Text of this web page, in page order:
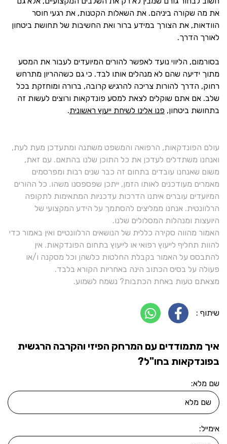
את מה שקורה ביניהם. את השאלות הקטנות, את רגעי חוסר
הוודאות, את הצורך במידע ברור ואת החשיבות של תחושת ביטחון
לאורך הדרך.
בסורמום, הליווי נועד לאפשר להורים המיועדים לעבור את המסע
מתוך ידיעה שהם לא מנהלים אותו לבד. כי גם כשההריון מתרחש
רחוק, הדרך להורות צריכה להרגיש קרובה, ברורה ומוחזקת בכל
שלב. אם אתם שוקלים לצאת למסע פונדקאות ורוצים לעשות זה
בתחושת ביטחון, פנו אלינו לשיחת ייעוץ ראשונית.
עולם הפונדקאות, הרפואה והמשפט משתנה ומתעדכן מעת לעת,
ואנחנו משתדלים לעדכן את כל התוכן שלנו בהתאם. עם זאת,
משום שאנחנו עובדים בתחום זה כבר שנים רבות ומפרסמים
מאמרים מעודכנים לאותו הזמן, ייתכן שפספסנו משהו. כל ההורים
המיועדים עוברים איתנו הדרכות עדכניות המתאימות לתקופה
הרלוונטית. אנחנו ממליצים להסתמך על הידע המקצועי של
היועצות ומנהלות המסלולים שלנו.
האמור מהווה סקירה כללית של הנושאים הרלוונטיים ואין באמור כדי
להוות תחליף לייעוץ רפואי או לייעוץ בתחום הפונדקאות. אין
להתבסס על האמור בקבלת החלטות כלשהן וכל מסקנה ו/או
פעולה על בסיס הכתוב הינה באחריות הקורא בלבד.
מצאתם טעות באחת הכתבות? נשמח לשמוע.
שיתוף :
איך מתמודדים עם המרחק הפיזי והקרבה הרגשית
בפונדקאות בחו"ל?
שם מלא:
אימייל: